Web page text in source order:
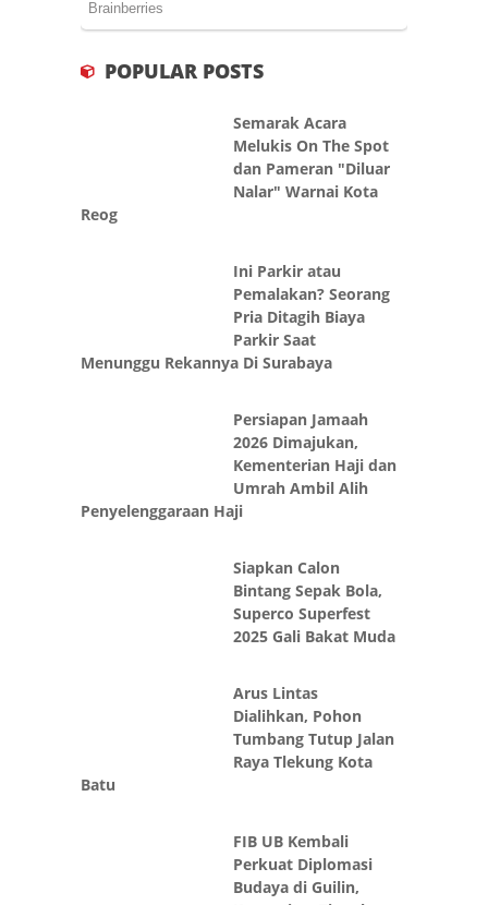
POPULAR POSTS
Semarak Acara
Melukis On The Spot
dan Pameran "Diluar
Nalar" Warnai Kota
Reog
Ini Parkir atau
Pemalakan? Seorang
Pria Ditagih Biaya
Parkir Saat
Menunggu Rekannya Di Surabaya
Persiapan Jamaah
2026 Dimajukan,
Kementerian Haji dan
Umrah Ambil Alih
Penyelenggaraan Haji
Siapkan Calon
Bintang Sepak Bola,
Superco Superfest
2025 Gali Bakat Muda
Arus Lintas
Dialihkan, Pohon
Tumbang Tutup Jalan
Raya Tlekung Kota
Batu
FIB UB Kembali
Perkuat Diplomasi
Budaya di Guilin,